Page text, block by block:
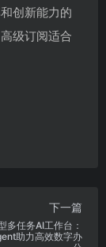
创新能力的
级订阅适合
下一篇
多任务AI工作台：
助力高效数字办